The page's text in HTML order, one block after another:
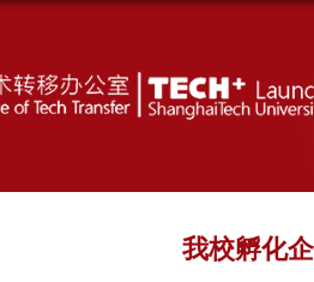
我校孵化